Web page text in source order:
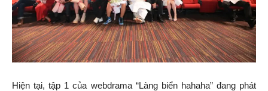
Hiện tại, tập 1 của webdrama “Làng biển hahaha” đang phát